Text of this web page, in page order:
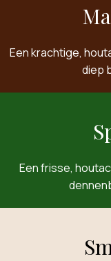
Een krachtige,
diep
Een frisse,